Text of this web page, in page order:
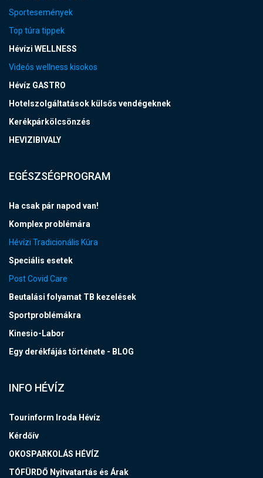
Sportesemények
Top túra tippek
Hévízi WELLNESS
Videós wellness kisokos
Hévíz GASTRO
Hotelszolgáltatások külsős vendégeknek
Kerékpárkölcsönzés
HEVIZIBIVALY
EGÉSZSÉGPROGRAM
Ha csak pár napod van!
Komplex problémára
Hévízi Tradicionális Kúra
Speciális esetek
Post Covid Care
Beutalási folyamat TB kezelések
Sportproblémákra
Kinesio-Labor
Egy derékfájás története - BLOG
INFO HÉVÍZ
Tourinform Iroda Hévíz
Kérdőív
OKOSPARKOLÁS HÉVÍZ
TÓFÜRDŐ Nyitvatartás és Árak